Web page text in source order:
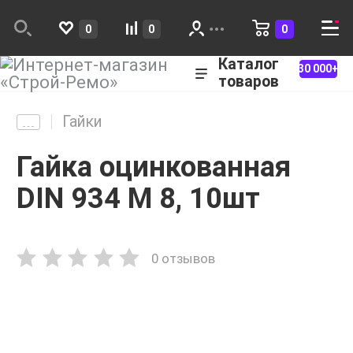
0 0 0
Каталог
товаров
30 000+
Гайки
Гайка оцинкованная
DIN 934 М 8, 10шт
0 отзывов